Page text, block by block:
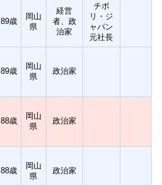
89歳
岡山
県
経営
者、政
治家
チボ
リ・ジ
ャパン
元社長
89歳
岡山
県
政治家
88歳
岡山
県
政治家
88歳
岡山
県
政治家